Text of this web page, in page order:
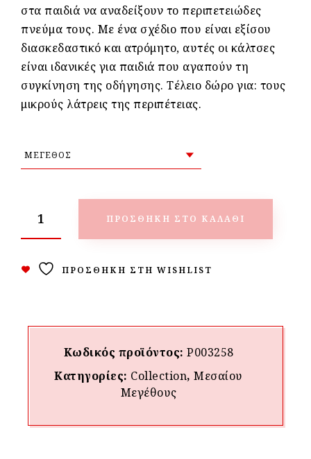
στα παιδιά να αναδείξουν το περιπετειώδες
πνεύμα τους. Με ένα σχέδιο που είναι εξίσου
διασκεδαστικό και ατρόμητο, αυτές οι κάλτσες
είναι ιδανικές για παιδιά που αγαπούν τη
συγκίνηση της οδήγησης. Τέλειο δώρο για: τους
μικρούς λάτρεις της περιπέτειας.
ΠΡΟΣΘΉΚΗ ΣΤΟ ΚΑΛΆΘΙ
ΠΡΟΣΘΉΚΗ ΣΤΗ WISHLIST
Κωδικός προϊόντος: P003258
Κατηγορίες: Collection,Μεσαίου
Μεγέθους